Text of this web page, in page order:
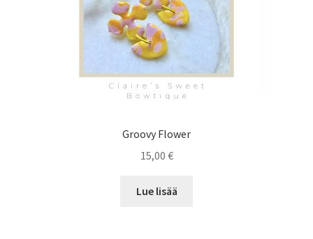
Groovy Flower
15,00 €
Lue lisää